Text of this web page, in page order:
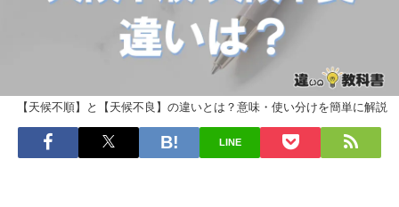
【天候不順】と【天候不良】の違いとは？意味・使い分けを簡単に解説
LINE